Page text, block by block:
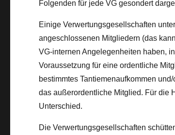
Folgenden für jede VG gesondert
Einige Verwertungsgesellschaften
angeschlossenen Mitgliedern (das
VG-internen Angelegenheiten haben,
Voraussetzung für eine ordentliche
bestimmtes Tantiemenaufkommen
das außerordentliche Mitglied. Für die
Unterschied.
Die Verwertungsgesellschaften